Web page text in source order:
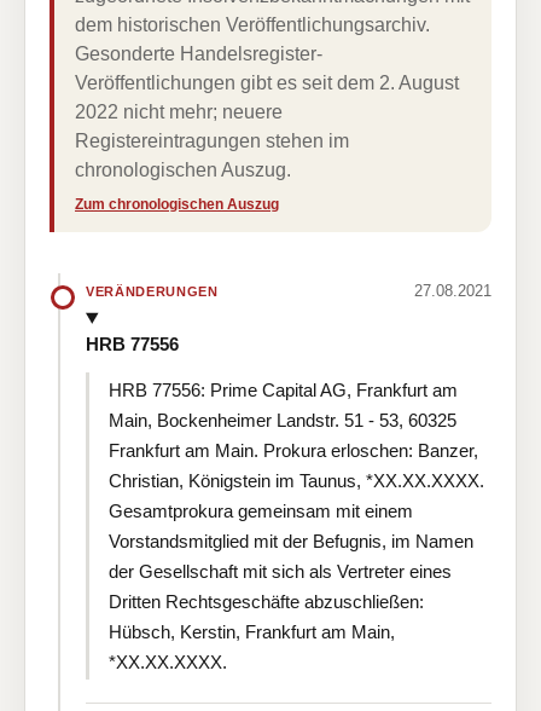
dem historischen Veröffentlichungsarchiv.
Gesonderte Handelsregister-
Veröffentlichungen gibt es seit dem 2. August
2022 nicht mehr; neuere
Registereintragungen stehen im
chronologischen Auszug.
Zum chronologischen Auszug
VERÄNDERUNGEN 27.08.2021
HRB 77556
HRB 77556: Prime Capital AG, Frankfurt am
Main, Bockenheimer Landstr. 51 - 53, 60325
Frankfurt am Main. Prokura erloschen: Banzer,
Christian, Königstein im Taunus, *XX.XX.XXXX.
Gesamtprokura gemeinsam mit einem
Vorstandsmitglied mit der Befugnis, im Namen
der Gesellschaft mit sich als Vertreter eines
Dritten Rechtsgeschäfte abzuschließen:
Hübsch, Kerstin, Frankfurt am Main,
*XX.XX.XXXX.